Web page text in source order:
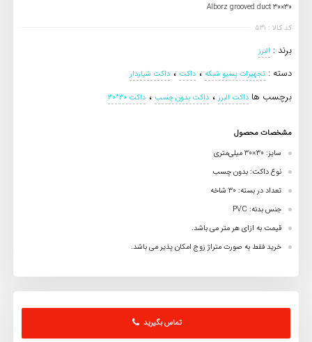
Alborz grooved duct 30×30
کد کالا : 531
برند : البرز
دسته : تجهیزات پسیو شبکه ، داکت ، داکت شیاردار
برچسب ها داکت البرز ، داکت بدون چسب ، داکت 30*30
مشخصات محصول
سایز: 30×30 میلی‌متری
نوع داکت: بدون ‌چسب
تعداد در بسته: 30 شاخه
جنس بدنه: PVC
قیمت به ازای هر متر می باشد.
خرید فقط به صورت متراژ زوج امکان پذیر می باشد.
تماس بگیرید